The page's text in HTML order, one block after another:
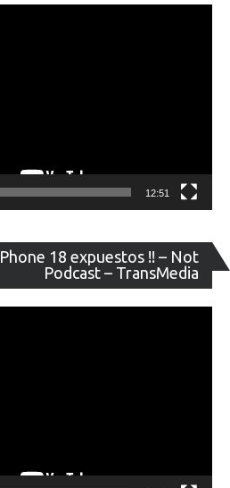
12:51
18 expuestos !! – Not
Podcast – TransMedia
de